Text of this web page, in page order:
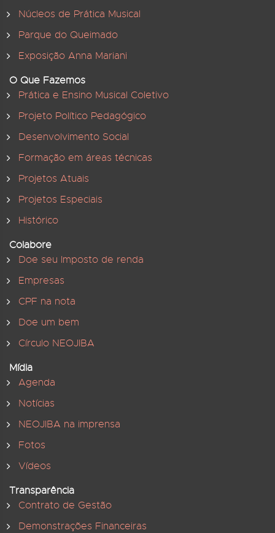
Núcleos de Prática Musical
Parque do Queimado
Exposição Anna Mariani
O Que Fazemos
Prática e Ensino Musical Coletivo
Projeto Político Pedagógico
Desenvolvimento Social
Formação em áreas técnicas
Projetos Atuais
Projetos Especiais
Histórico
Colabore
Doe seu Imposto de renda
Empresas
CPF na nota
Doe um bem
Círculo NEOJIBA
Mídia
Agenda
Notícias
NEOJIBA na imprensa
Fotos
Vídeos
Transparência
Contrato de Gestão
Demonstrações Financeiras